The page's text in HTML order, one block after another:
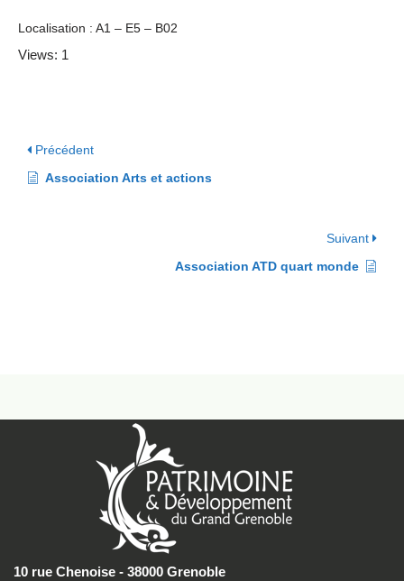
Localisation : A1 – E5 – B02
Views: 1
Précédent
Association Arts et actions
Suivant
Association ATD quart monde
10 rue Chenoise - 38000 Grenoble